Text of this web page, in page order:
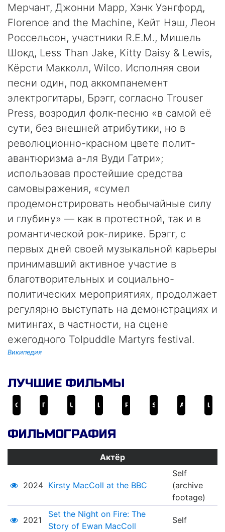
Мерчант, Джонни Марр, Хэнк Уэнгфорд,
Florence and the Machine, Кейт Нэш, Леон
Россельсон, участники R.E.M., Мишель
Шокд, Less Than Jake, Kitty Daisy & Lewis,
Кёрсти Макколл, Wilco. Исполняя свои
песни один, под аккомпанемент
электрогитары, Брэгг, согласно Trouser
Press, возродил фолк-песню «в самой её
сути, без внешней атрибутики, но в
революционно-красном цвете полит-
авантюризма а-ля Вуди Гатри»;
использовав простейшие средства
самовыражения, «сумел
продемонстрировать необычайные силу
и глубину» — как в протестной, так и в
романтической рок-лирике. Брэгг, с
первых дней своей музыкальной карьеры
принимавший активное участие в
благотворительных и социально-
политических мероприятиях, продолжает
регулярно выступать на демонстрациях и
митингах, в частности, на сцене
ежегодного Tolpuddle Martyrs festival.
Википедия
ЛУЧШИЕ ФИЛЬМЫ
ФИЛЬМОГРАФИЯ
Актёр
2024 Kirsty MacColl at the BBC
Self
(archive
footage)
2021
Set the Night on Fire: The
Story of Ewan MacColl
Self